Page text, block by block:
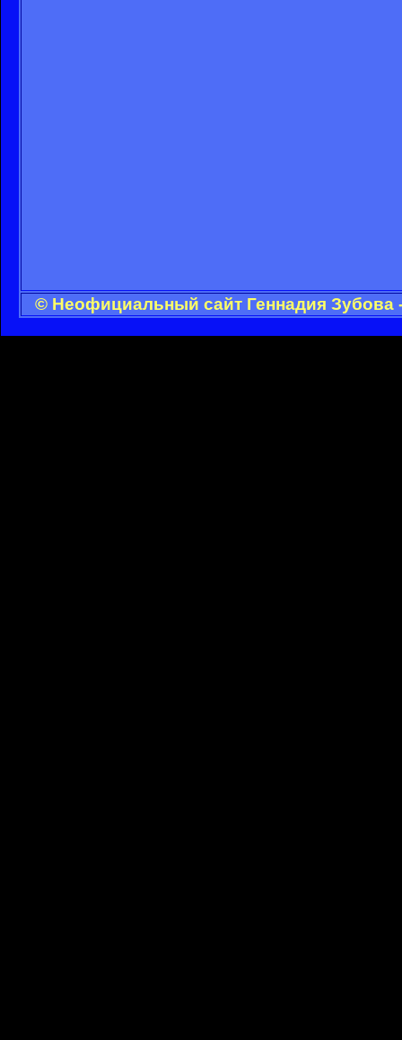
© Неофициальный сайт Геннадия Зубова